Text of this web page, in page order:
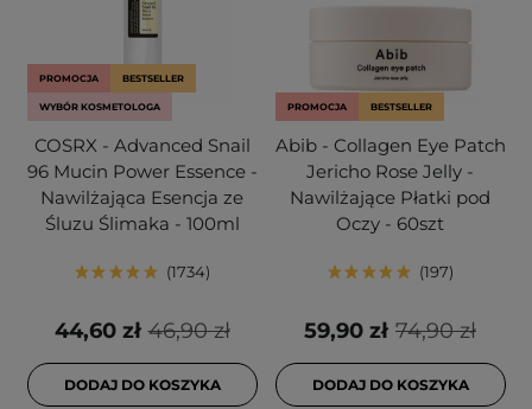
PROMOCJA BESTSELLER
WYBÓR KOSMETOLOGA
COSRX - Advanced Snail
96 Mucin Power Essence -
Nawilżająca Esencja ze
Śluzu Ślimaka - 100ml
1734
46,90 zł
44,60 zł
DODAJ DO KOSZYKA
PROMOCJA BESTSELLER
Abib - Collagen Eye Patch
Jericho Rose Jelly -
Nawilżające Płatki pod
Oczy - 60szt
197
74,90 zł
59,90 zł
DODAJ DO KOSZYKA